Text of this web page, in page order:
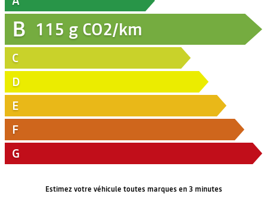
B 115 g CO2/km
C
D
E
F
G
Estimez votre véhicule toutes marques en 3 minutes